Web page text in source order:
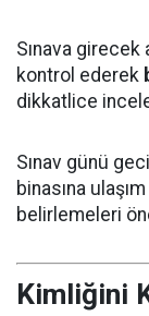
Sınava
kontrol ederek
dikkatlice
Sınav günü
binasına
belirlemeleri
Kimliğini